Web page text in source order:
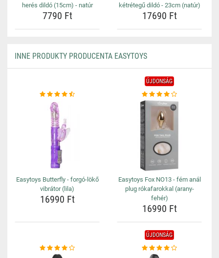
herés dildó (15cm) - natúr
7790 Ft
kétrétegű dildó - 23cm (natúr)
17690 Ft
INNE PRODUKTY PRODUCENTA EASYTOYS
Easytoys Butterfly - forgó-lökő
vibrátor (lila)
16990 Ft
ÚJDONSÁG
Easytoys Fox NO13 - fém anál
plug rókafarokkal (arany-
fehér)
16990 Ft
ÚJDONSÁG